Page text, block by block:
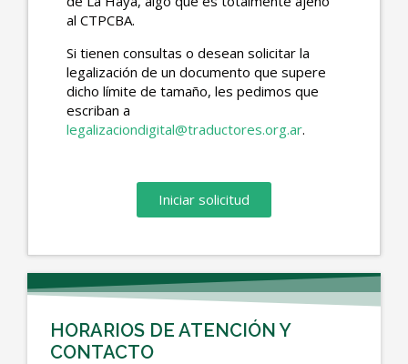
al CTPCBA.
Si tienen consultas o desean solicitar la
legalización de un documento que supere
dicho límite de tamaño, les pedimos que
escriban a
legalizaciondigital@traductores.org.ar.
Iniciar solicitud
HORARIOS DE ATENCIÓN Y
CONTACTO